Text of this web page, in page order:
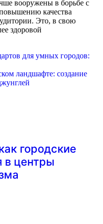
вооружены в борьбе с
качества
Это, в свою
здоровой
для умных городов:
ландшафте: создание
городские
в центры